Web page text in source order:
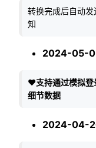
转换完成后自动
知
2024-05-
❤️支持通过模拟
细节数据
2024-04-